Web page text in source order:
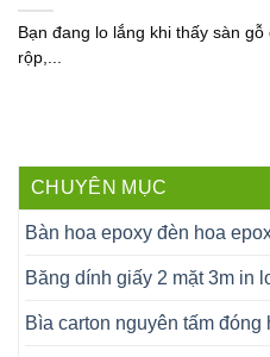
Bạn đang lo lắng khi thấy sàn
rộp,...
CHUYÊN MỤC
Bàn hoa epoxy đèn hoa
Băng dính giấy 2 mặt 3m in
Bìa carton nguyên tấm đóng